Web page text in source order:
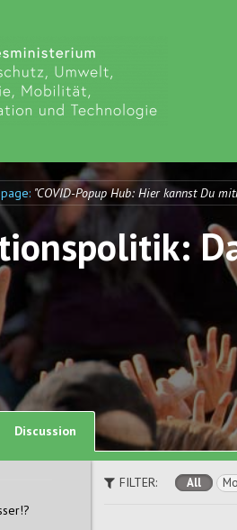
"COVID-Popup Hub: Hier kannst Du
Discussion
FILTER: All